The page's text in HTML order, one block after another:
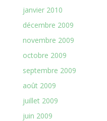
janvier 2010
décembre 2009
novembre 2009
octobre 2009
septembre 2009
août 2009
juillet 2009
juin 2009